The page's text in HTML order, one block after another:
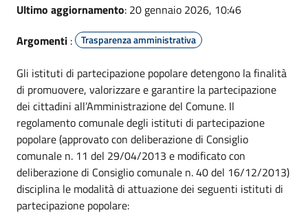
Ultimo aggiornamento: 20 gennaio 2026, 10:46
Argomenti : Trasparenza amministrativa
Gli istituti di partecipazione popolare detengono la finalità
di promuovere, valorizzare e garantire la partecipazione
dei cittadini all’Amministrazione del Comune. Il
regolamento comunale degli istituti di partecipazione
popolare (approvato con deliberazione di Consiglio
comunale n. 11 del 29/04/2013 e modificato con
deliberazione di Consiglio comunale n. 40 del 16/12/2013)
disciplina le modalità di attuazione dei seguenti istituti di
partecipazione popolare: